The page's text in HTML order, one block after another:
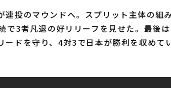
連投のマウンドへ。スプリット主体の組
3者凡退の好リリーフを見せた。最後は
ドを守り、4対3で日本が勝利を収めて